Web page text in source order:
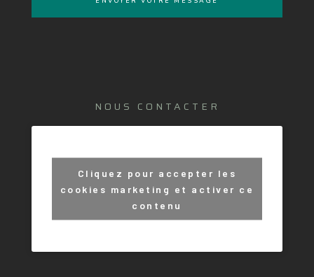
NOUS CONTACTER
Cliquez pour accepter les
cookies marketing et activer ce
contenu